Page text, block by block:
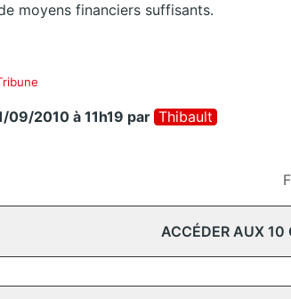
moyens financiers suffisants.
09/2010 à 11h19 par Thibault
ACCÉDER AUX 10